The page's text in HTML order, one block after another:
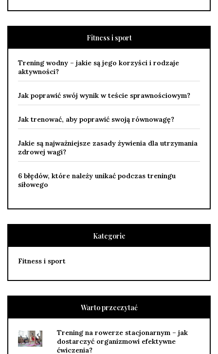
Fitness i sport
Trening wodny – jakie są jego korzyści i rodzaje
aktywności?
Jak poprawić swój wynik w teście sprawnościowym?
Jak trenować, aby poprawić swoją równowagę?
Jakie są najważniejsze zasady żywienia dla utrzymania
zdrowej wagi?
6 błędów, które należy unikać podczas treningu
siłowego
Kategorie
Fitness i sport
Warto przeczytać
Trening na rowerze stacjonarnym – jak
dostarczyć organizmowi efektywne
ćwiczenia?